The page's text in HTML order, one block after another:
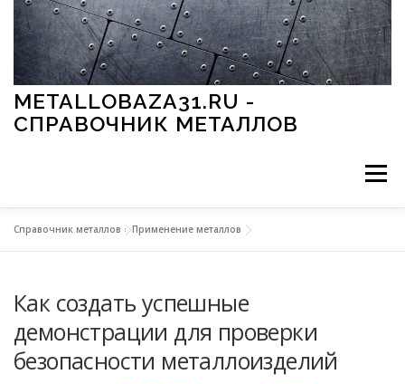
Перейти к содержимому
METALLOBAZA31.RU -
СПРАВОЧНИК МЕТАЛЛОВ
Меню
МЕТАЛЛЫ И ОКРУЖАЮЩАЯ СРЕДА
Справочник металлов »Применение металлов
Как создать успешные
демонстрации для проверки
безопасности металлоизделий